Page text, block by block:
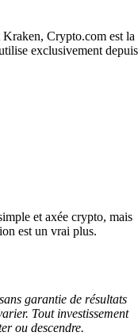
Crypto.com est la
exclusivement depuis
et axée crypto, mais
est un vrai plus.
garantie de résultats
Tout investissement
ou descendre.